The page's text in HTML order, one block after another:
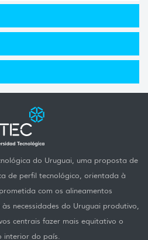
do Uruguai, uma proposta de
de perfil tecnológico, orientada à
com os alineamentos
necessidades do Uruguai produtivo,
centrais fazer mais equitativo o
interior do país.